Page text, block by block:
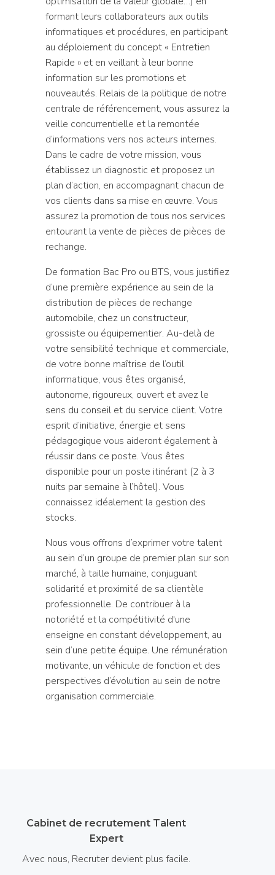
formant leurs collaborateurs aux outils
informatiques et procédures, en participant
au déploiement du concept « Entretien
Rapide » et en veillant à leur bonne
information sur les promotions et
nouveautés. Relais de la politique de notre
centrale de référencement, vous assurez la
veille concurrentielle et la remontée
d’informations vers nos acteurs internes.
Dans le cadre de votre mission, vous
établissez un diagnostic et proposez un
plan d’action, en accompagnant chacun de
vos clients dans sa mise en œuvre. Vous
assurez la promotion de tous nos services
entourant la vente de pièces de pièces de
rechange.
De formation Bac Pro ou BTS, vous justifiez
d’une première expérience au sein de la
distribution de pièces de rechange
automobile, chez un constructeur,
grossiste ou équipementier. Au-delà de
votre sensibilité technique et commerciale,
de votre bonne maîtrise de l’outil
informatique, vous êtes organisé,
autonome, rigoureux, ouvert et avez le
sens du conseil et du service client. Votre
esprit d’initiative, énergie et sens
pédagogique vous aideront également à
réussir dans ce poste. Vous êtes
disponible pour un poste itinérant (2 à 3
nuits par semaine à l’hôtel). Vous
connaissez idéalement la gestion des
stocks.
Nous vous offrons d’exprimer votre talent
au sein d’un groupe de premier plan sur son
marché, à taille humaine, conjuguant
solidarité et proximité de sa clientèle
professionnelle. De contribuer à la
notoriété et la compétitivité d'une
enseigne en constant développement, au
sein d’une petite équipe. Une rémunération
motivante, un véhicule de fonction et des
perspectives d’évolution au sein de notre
organisation commerciale.
Cabinet de recrutement Talent
Expert
Avec nous, Recruter devient plus facile.